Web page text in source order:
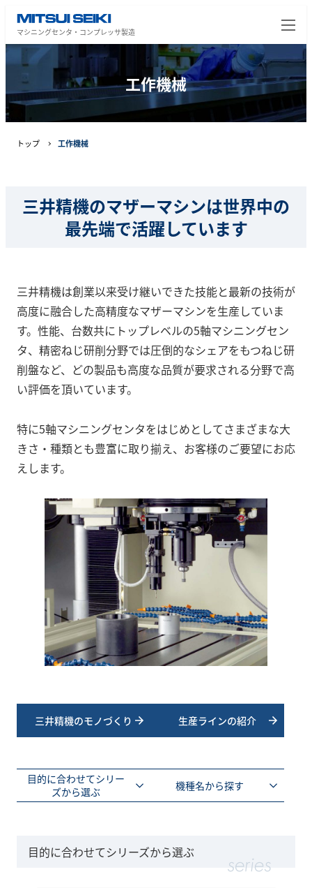
マシニングセンタ・コンプレッサ製造
工作機械
トップ 工作機械
三井精機のマザーマシンは世界中の
最先端で活躍しています
三井精機は創業以来受け継いできた技能と最新の技術が
高度に融合した高精度なマザーマシンを生産していま
す。性能、台数共にトップレベルの5軸マシニングセン
タ、精密ねじ研削分野では圧倒的なシェアをもつねじ研
削盤など、どの製品も高度な品質が要求される分野で高
い評価を頂いています。
特に5軸マシニングセンタをはじめとしてさまざまな大
きさ・種類とも豊富に取り揃え、お客様のご要望にお応
えします。
三井精機のモノづくり 生産ラインの紹介
目的に合わせてシリー
ズから選ぶ
機種名から探す
目的に合わせてシリーズから選ぶ